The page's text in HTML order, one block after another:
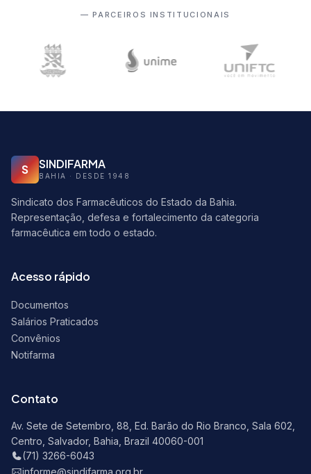
— PARCEIROS INSTITUCIONAIS
S SINDIFARMA
BAHIA · DESDE 1948
Sindicato dos Farmacêuticos do Estado da Bahia.
Representação, defesa e fortalecimento da categoria
farmacêutica em todo o estado.
Acesso rápido
Documentos
Salários Praticados
Convênios
Notifarma
Contato
Av. Sete de Setembro, 88, Ed. Barão do Rio Branco, Sala 602,
Centro, Salvador, Bahia, Brazil 40060-001
(71) 3266-6043
informe@sindifarma.org.br